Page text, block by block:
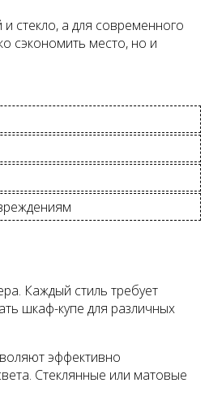
стекло, а для современного
сэкономить место, но и
Каждый стиль требует
шкаф-купе для различных
эффективно
Стеклянные или матовые